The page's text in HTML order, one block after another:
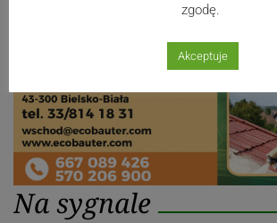
Na sygnale
zgodę.
Akceptuje